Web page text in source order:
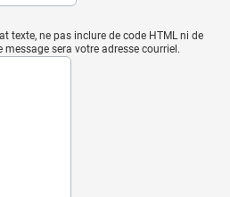
texte, ne pas inclure de code HTML ni de
message sera votre adresse courriel.